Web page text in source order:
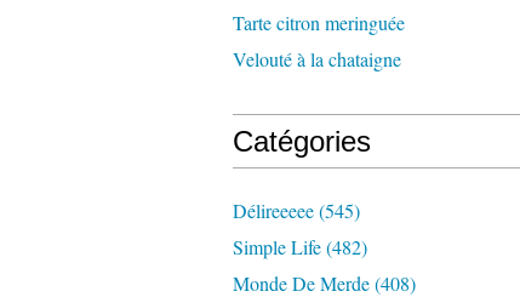
Tarte citron meringuée
Velouté à la chataigne
Catégories
Délireeeee(545)
Simple Life(482)
Monde De Merde(408)